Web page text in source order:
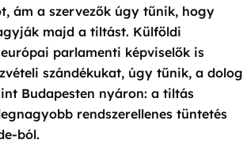
ám a szervezők úgy tűnik, hogy
majd a tiltást. Külföldi
parlamenti képviselők is
szándékukat, úgy tűnik, a dolog
Budapesten nyáron: a tiltás
rendszerellenes tüntetés
ból.